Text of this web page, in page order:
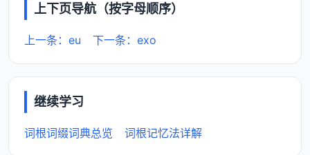
上下页导航（按字母顺序）
上一条：eu 下一条：exo
继续学习
词根词缀词典总览 词根记忆法详解